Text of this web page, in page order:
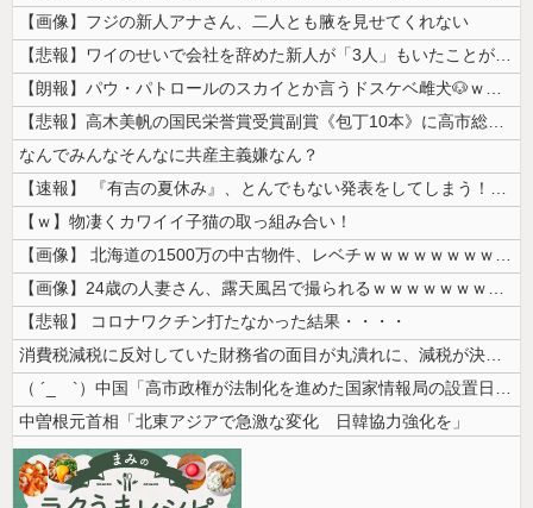
【画像】フジの新人アナさん、二人とも腋を見せてくれない
【悲報】ワイのせいで会社を辞めた新人が「3人」もいたことが発覚ｗｗｗｗ...
【朗報】パウ・パトロールのスカイとか言うドスケベ雌犬🐶ｗｗｗｗｗｗｗ...
【悲報】高木美帆の国民栄誉賞受賞副賞《包丁10本》に高市総理の名前も刻...
なんでみんなそんなに共産主義嫌なん？
【速報】 『有吉の夏休み』、とんでもない発表をしてしまう！！！！！
【ｗ】物凄くカワイイ子猫の取っ組み合い！
【画像】 北海道の1500万の中古物件、レベチｗｗｗｗｗｗｗｗｗｗｗｗ...
【画像】24歳の人妻さん、露天風呂で撮られるｗｗｗｗｗｗｗｗｗｗｗｗ...
【悲報】 コロナワクチン打たなかった結果・・・・
消費税減税に反対していた財務省の面目が丸潰れに、減税が決まった途端に市...
（ ´_ゝ`）中国「高市政権が法制化を進めた国家情報局の設置日が7月3...
中曽根元首相「北東アジアで急激な変化 日韓協力強化を」